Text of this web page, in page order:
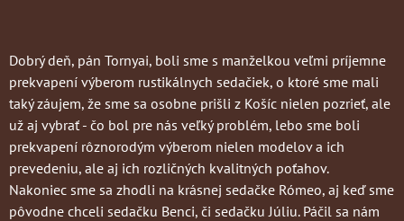
Dobrý deň, pán Tornyai, boli sme s manželkou veľmi príjemne
prekvapení výberom rustikálnych sedačiek, o ktoré sme mali
taký záujem, že sme sa osobne prišli z Košíc nielen pozrieť, ale
už aj vybrať - čo bol pre nás veľký problém, lebo sme boli
prekvapení rôznorodým výberom nielen modelov a ich
prevedeniu, ale aj ich rozličných kvalitných poťahov.
Nakoniec sme sa zhodli na krásnej sedačke Rómeo, aj keď sme
pôvodne chceli sedačku Benci, či sedačku Júliu. Páčil sa nám